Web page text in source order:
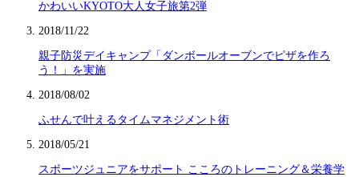
かわいいKYOTO大人女子旅第2弾
2018/11/22
親子防災デイキャンプ「ダンボールオーブンでピザを作ろ
う！」を実施
2018/08/02
ふせんで叶えるタイムマネジメント術
2018/05/21
スポーツジュニアをサポート こころのトレーニング＆栄養学